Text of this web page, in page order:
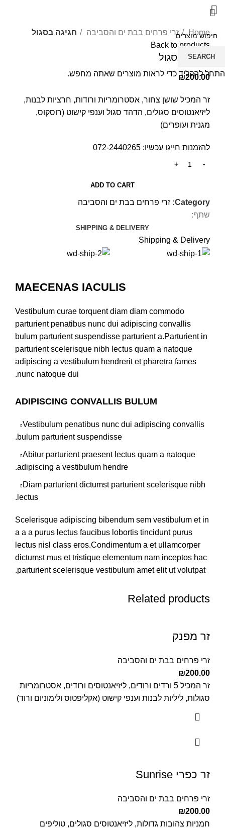
Home
זרי פרחים בבת ים והסביבה
חגיגה בסגול
Back to products
חגיגה בסגול
₪200.00
זר המכיל שושן צחור, אסטרומריות ורודות, חרציות לבנות,
ליזיאנטוסים סגולים, הדהד סגול וענפי קישוט (רוסקוס,
מגנית ועופרים)
להזמנות חייגו עכשיו: 072-2440265
ADD TO CART
Category: זרי פרחים בבת ים והסביבה
שתף:
SHIPPING & DELIVERY
Shipping & Delivery
MAECENAS IACULIS
Vestibulum curae torquent diam diam commodo
parturient penatibus nunc dui adipiscing convallis
bulum parturient suspendisse parturient a.Parturient in
parturient scelerisque nibh lectus quam a natoque
adipiscing a vestibulum hendrerit et pharetra fames
nunc natoque dui.
ADIPISCING CONVALLIS BULUM
Vestibulum penatibus nunc dui adipiscing convallis
bulum parturient suspendisse.
Abitur parturient praesent lectus quam a natoque
adipiscing a vestibulum hendre.
Diam parturient dictumst parturient scelerisque nibh
lectus.
Scelerisque adipiscing bibendum sem vestibulum et in
a a a purus lectus faucibus lobortis tincidunt purus
lectus nisl class eros.Condimentum a et ullamcorper
dictumst mus et tristique elementum nam inceptos hac
parturient scelerisque vestibulum amet elit ut volutpat.
Related products
זר מפנק
זרי פרחים בבת ים והסביבה
₪200.00
זר המכיל 5 ורדים ורודים, ליזיאנטוסים ורודים, אסטרומריות
סגולות, ליליות לבנות וענפי קישוט (אקליפטוס ולימוניום ורוד)
זר כפרי Sunrise
זרי פרחים בבת ים והסביבה
₪200.00
חמניות צהובות גדולות, ליזיאנטוסים סגולים, טוליפים
SEARCH
התחל להקליד כדי לראות מוצרים שאתה מחפש.